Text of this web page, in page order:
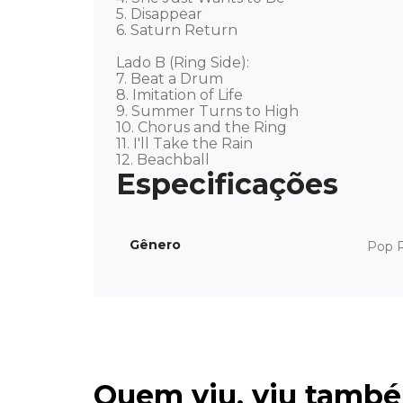
5. Disappear
6. Saturn Return
Lado B (Ring Side):
7. Beat a Drum
8. Imitation of Life
9. Summer Turns to High
10. Chorus and the Ring
11. I'll Take the Rain
12. Beachball
Gênero Pop
Quem viu, viu